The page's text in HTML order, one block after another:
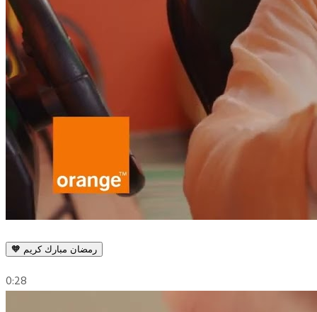
🧡 رمضان مبارك كريم
0:28